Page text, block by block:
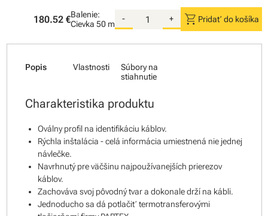
180.52 €Balenie:
Cievka 50 m
- + shopping_cart Pridať do košíka
Popis Vlastnosti
Súbory na
stiahnutie
Charakteristika produktu
Oválny profil na identifikáciu káblov.
Rýchla inštalácia - celá informácia umiestnená nie jednej
návlečke.
Navrhnutý pre väčšinu najpoužívanejších prierezov
káblov.
Zachováva svoj pôvodný tvar a dokonale drží na kábli.
Jednoducho sa dá potlačiť termotransferovými